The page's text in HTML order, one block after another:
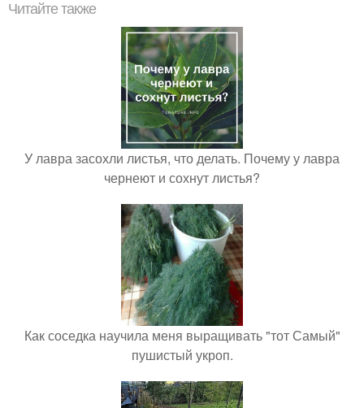
Читайте также
У лавра засохли листья, что делать. Почему у лавра
чернеют и сохнут листья?
Как соседка научила меня выращивать "тот Самый"
пушистый укроп.